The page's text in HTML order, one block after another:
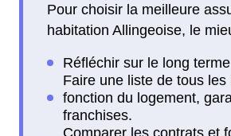
Pour choisir la meilleure
habitation Allingeoise, le